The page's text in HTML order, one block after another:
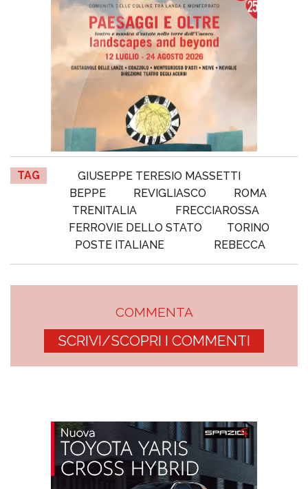
TAG
GIUSEPPE TERESIO MASSETTI
BEPPE
REVIGLIASCO
ROMA
TRENITALIA
FRECCIAROSSA
FERROVIE DELLO STATO
TORINO
POSTE ITALIANE
REBECCA
COMMENTA
SCRIVI/SCOPRI I COMMENTI